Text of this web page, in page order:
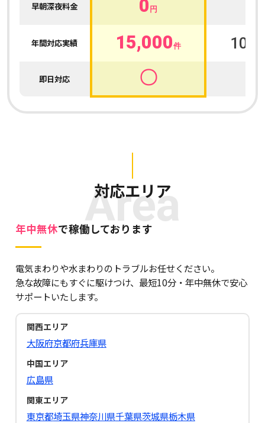
早朝深夜料金 0 円
年間対応実績 15,000件
即日対応 〇
Area
対応エリア
年中無休で稼働しております
電気まわりや水まわりのトラブルお任せください。
急な故障にもすぐに駆けつけ、最短10分・年中無休で安心
サポートいたします。
関西エリア
大阪府京都府兵庫県
中国エリア
広島県
関東エリア
東京都埼玉県神奈川県千葉県茨城県栃木県